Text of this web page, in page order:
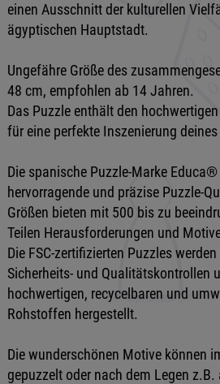
einen Ausschnitt der kulturellen
ägyptischen Hauptstadt.
Ungefähre Größe des
48 cm, empfohlen ab 14 Jahren.
Das Puzzle enthält den
für eine perfekte Inszenierung
Die spanische Puzzle-Marke
hervorragende und präzise Puzzle-
Größen bieten mit 500 bis zu
Teilen Herausforderungen und
Die FSC-zertifizierten Puzzles
Sicherheits- und Qualitätskontrollen
hochwertigen, recycelbaren und
Rohstoffen hergestellt.
Die wunderschönen Motive können
gepuzzelt oder nach dem Legen z.B.